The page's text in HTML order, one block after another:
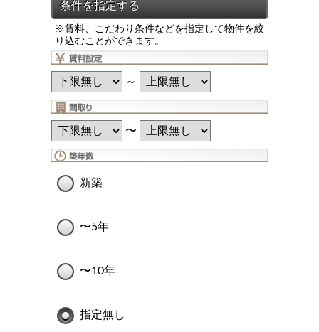
※賃料、こだわり条件などを指定して物件を絞
り込むことができます。
～
〜
新築
〜5年
〜10年
指定無し